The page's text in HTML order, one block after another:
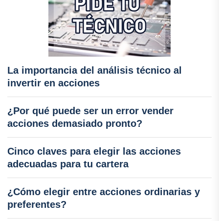
La importancia del análisis técnico al
invertir en acciones
¿Por qué puede ser un error vender
acciones demasiado pronto?
Cinco claves para elegir las acciones
adecuadas para tu cartera
¿Cómo elegir entre acciones ordinarias y
preferentes?